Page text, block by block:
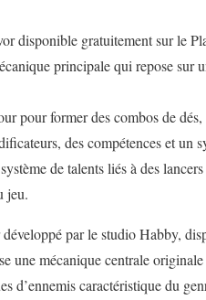
disponible gratuitement sur le
principale qui repose sur
pour former des combos de
des compétences et un
de talents liés à des
jeu.
par le studio Habby,
une mécanique centrale
d’ennemis caractéristique du